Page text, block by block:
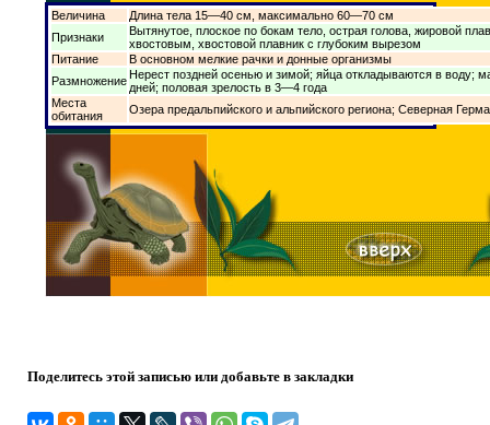
Величина
Длина тела 15—40 см, максимально 60—70 см
Признаки
Вытянутое, плоское по бокам тело, острая голова, жировой
хвостовым, хвостовой плавник с глубоким вырезом
Питание
В основном мелкие рачки и донные организмы
РазмножениеНерест поздней осенью и зимой; яйца откладываются в воду;
дней; половая зрелость в 3—4 года
Места
обитания
Озера предальпийского и альпийского региона; Северная
Поделитесь этой записью или добавьте в закладки